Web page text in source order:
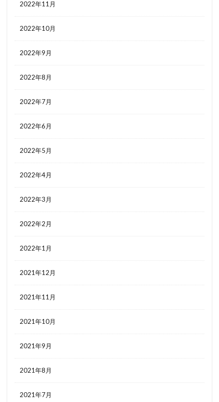
2022年11月
2022年10月
2022年9月
2022年8月
2022年7月
2022年6月
2022年5月
2022年4月
2022年3月
2022年2月
2022年1月
2021年12月
2021年11月
2021年10月
2021年9月
2021年8月
2021年7月